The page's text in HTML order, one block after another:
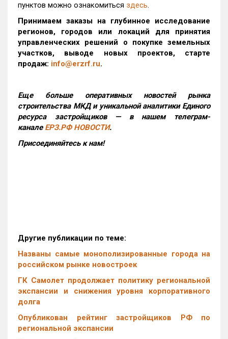
пунктов можно ознакомиться здесь.
Принимаем заказы на глубинное исследование
регионов, городов или локаций для принятия
управленческих решений о покупке земельных
участков, выводе новых проектов, старте
продаж: info@erzrf.ru.
Еще больше оперативных новостей рынка
строительства МКД и уникальной аналитики Единого
ресурса застройщиков — в нашем телеграм-
канале ЕРЗ.РФ НОВОСТИ.
Присоединяйтесь к нам!
Другие публикации по теме:
Названы самые монополизированные города на
российском рынке новостроек
ГК Самолет продолжает политику региональной
экспансии и снижения уровня корпоративного
долга
Опубликован рейтинг застройщиков РФ по
региональной экспансии